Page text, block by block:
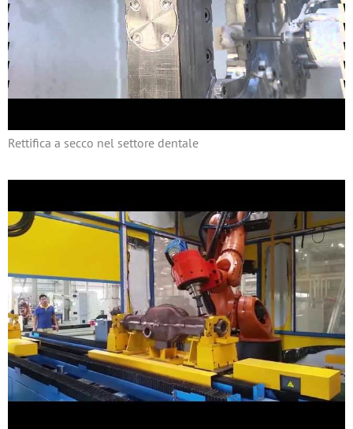
Rettifica a secco nel settore dentale